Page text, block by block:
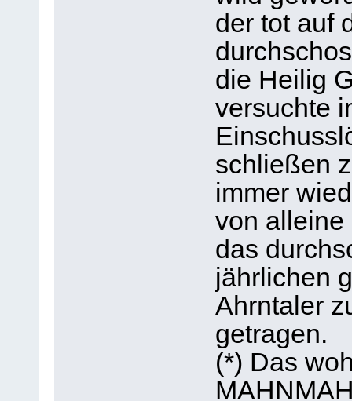
der tot auf
die Heilig
versuchte
schließen
immer
von alleine
das
jährlichen
Ahrntaler
getragen.
(*) Das